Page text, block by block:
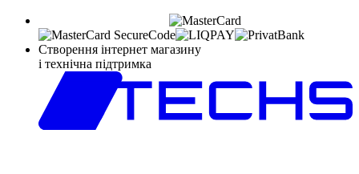
Створення інтернет магазину
і технічна підтримка